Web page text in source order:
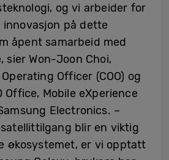
og vi arbeider for
på dette
åpent samarbeid med
sier Won-Joon Choi,
Officer (COO) og
Office, Mobile eXperience
Electronics. –
blir en viktig
økosystemet, er vi opptatt